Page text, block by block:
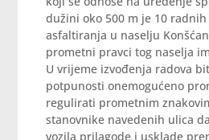
dužini oko 500 m je 10
asfaltiranja u naselju
prometni pravci tog naselja
U vrijeme izvođenja radova
potpunosti onemogućeno
regulirati prometnim
stanovnike navedenih ulica
vozila prilagode i usklade